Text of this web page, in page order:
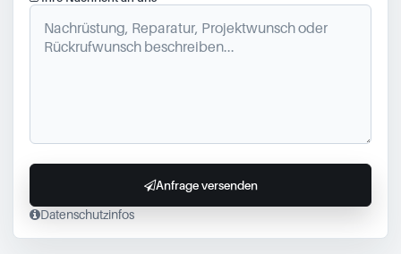
Datenschutzinfos
Anfrage versenden